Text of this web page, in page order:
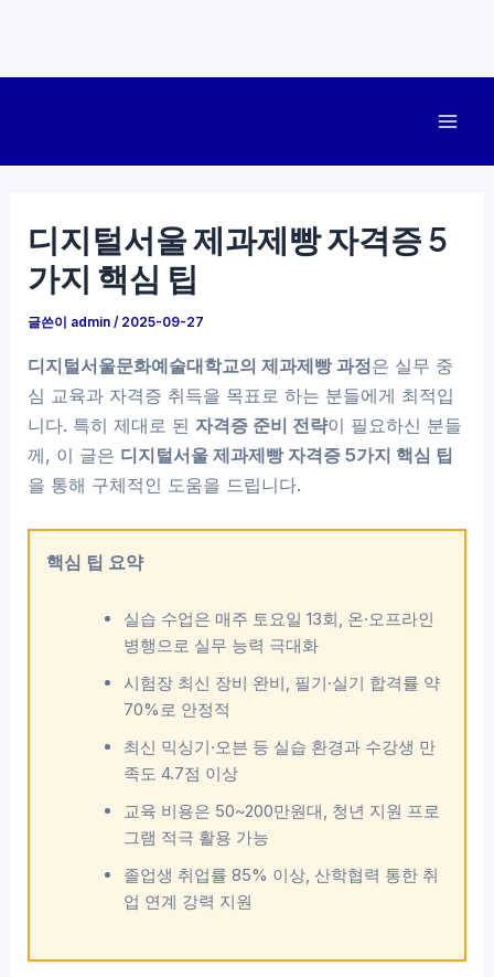
디지털서울 제과제빵 자격증 5
가지 핵심 팁
글쓴이 admin/ 2025-09-27
디지털서울문화예술대학교의 제과제빵 과정은 실무 중
심 교육과 자격증 취득을 목표로 하는 분들에게 최적입
니다. 특히 제대로 된 자격증 준비 전략이 필요하신 분들
께, 이 글은 디지털서울 제과제빵 자격증 5가지 핵심 팁
을 통해 구체적인 도움을 드립니다.
핵심 팁 요약
실습 수업은 매주 토요일 13회, 온·오프라인
병행으로 실무 능력 극대화
시험장 최신 장비 완비, 필기·실기 합격률 약
70%로 안정적
최신 믹싱기·오븐 등 실습 환경과 수강생 만
족도 4.7점 이상
교육 비용은 50~200만원대, 청년 지원 프로
그램 적극 활용 가능
졸업생 취업률 85% 이상, 산학협력 통한 취
업 연계 강력 지원